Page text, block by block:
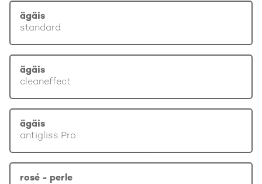
ägäis
standard
ägäis
cleaneffect
ägäis
antigliss Pro
rosé - perle